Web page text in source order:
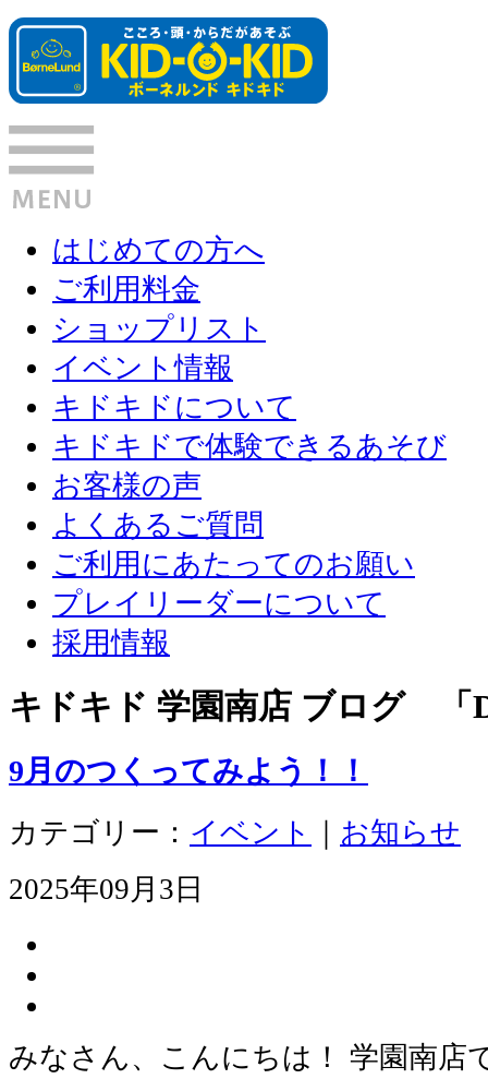
はじめての方へ
ご利用料金
ショップリスト
イベント情報
キドキドについて
キドキドで体験できるあそび
お客様の声
よくあるご質問
ご利用にあたってのお願い
プレイリーダーについて
採用情報
キドキド 学園南店 ブログ 「
9月のつくってみよう！！
カテゴリー： イベント
お知らせ
2025年09月3日
みなさん、こんにちは！ 学園南店